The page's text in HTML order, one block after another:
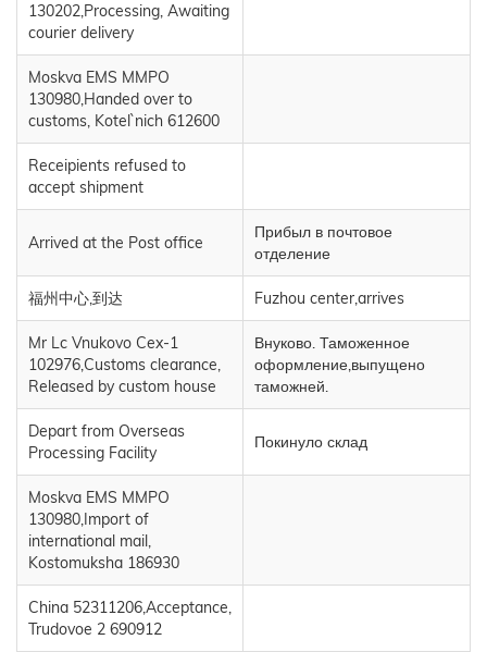
130202,Processing, Awaiting
courier delivery
Moskva EMS MMPO
130980,Handed over to
customs, Kotel`nich 612600
Receipients refused to
accept shipment
Arrived at the Post office
Прибыл в почтовое
отделение
福州中心,到达 Fuzhou center,arrives
Mr Lc Vnukovo Cex-1
102976,Customs clearance,
Released by custom house
Внуково. Таможенное
оформление,выпущено
таможней.
Depart from Overseas
Processing Facility
Покинуло склад
Moskva EMS MMPO
130980,Import of
international mail,
Kostomuksha 186930
China 52311206,Acceptance,
Trudovoe 2 690912